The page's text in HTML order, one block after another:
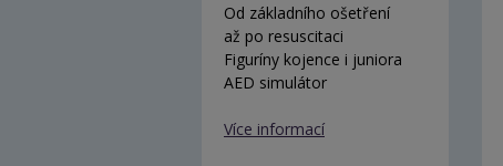
Od základního ošetření
až po resuscitaci
Figuríny kojence i juniora
AED simulátor
Více informací